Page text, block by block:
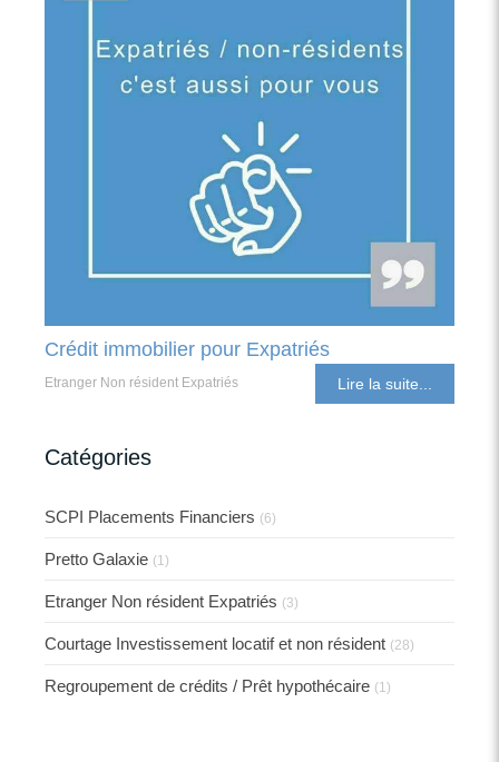
Crédit immobilier pour Expatriés
Etranger Non résident Expatriés Lire la suite...
Catégories
SCPI Placements Financiers (6)
Pretto Galaxie (1)
Etranger Non résident Expatriés (3)
Courtage Investissement locatif et non résident (28)
Regroupement de crédits / Prêt hypothécaire (1)